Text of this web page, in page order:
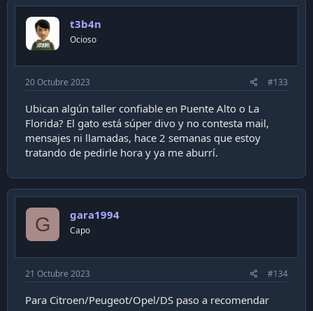
t3b4n
Ocioso
20 Octubre 2023 #133
Ubican algún taller confiable en Puente Alto o La
Florida? El gato está súper divo y no contesta mail,
mensajes ni llamadas, hace 2 semanas que estoy
tratando de pedirle hora y ya me aburrí.
G gara1994
Capo
21 Octubre 2023 #134
Para Citroen/Peugeot/Opel/DS paso a recomendar